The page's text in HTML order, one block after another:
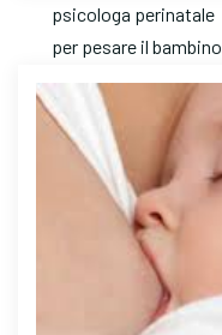
psicologa perinatale
per pesare il bambino
e avere risposte a
dom…